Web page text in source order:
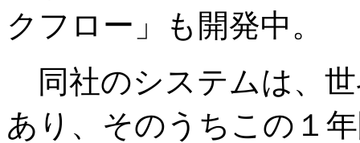
クフロー」も開発中。
同社のシステムは、世
あり、そのうちこの１